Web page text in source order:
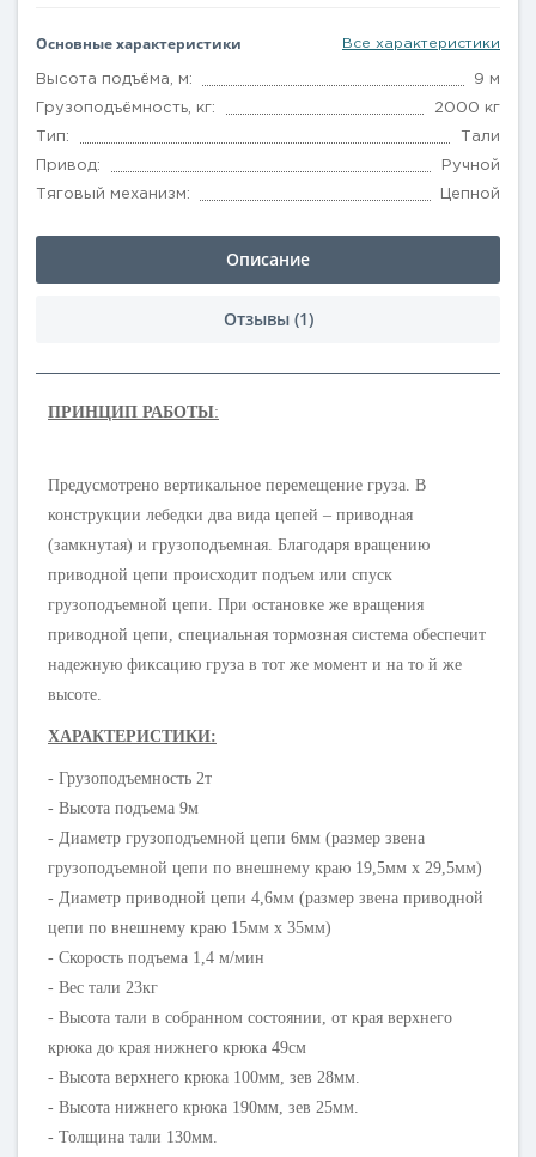
Основные характеристики Все характеристики
Высота подъёма, м: 9 м
Грузоподъёмность, кг: 2000 кг
Тип: Тали
Привод: Ручной
Тяговый механизм: Цепной
Описание
Отзывы (1)
ПРИНЦИП РАБОТЫ:
Предусмотрено вертикальное перемещение груза. В
конструкции лебедки два вида цепей – приводная
(замкнутая) и грузоподъемная. Благодаря вращению
приводной цепи происходит подъем или спуск
грузоподъемной цепи. При остановке же вращения
приводной цепи, специальная тормозная система обеспечит
надежную фиксацию груза в тот же момент и на то й же
высоте.
ХАРАКТЕРИСТИКИ:
- Грузоподъемность 2т
- Высота подъема 9м
- Диаметр грузоподъемной цепи 6мм (размер звена
грузоподъемной цепи по внешнему краю 19,5мм х 29,5мм)
- Диаметр приводной цепи 4,6мм (размер звена приводной
цепи по внешнему краю 15мм х 35мм)
- Скорость подъема 1,4 м/мин
- Вес тали 23кг
- Высота тали в собранном состоянии, от края верхнего
крюка до края нижнего крюка 49см
- Высота верхнего крюка 100мм, зев 28мм.
- Высота нижнего крюка 190мм, зев 25мм.
- Толщина тали 130мм.